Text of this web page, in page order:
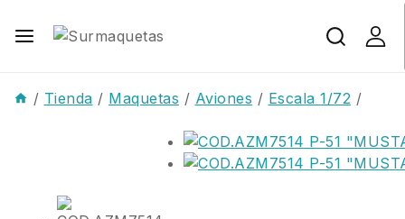
/ Tienda / Maquetas / Aviones / Escala 1/72 /